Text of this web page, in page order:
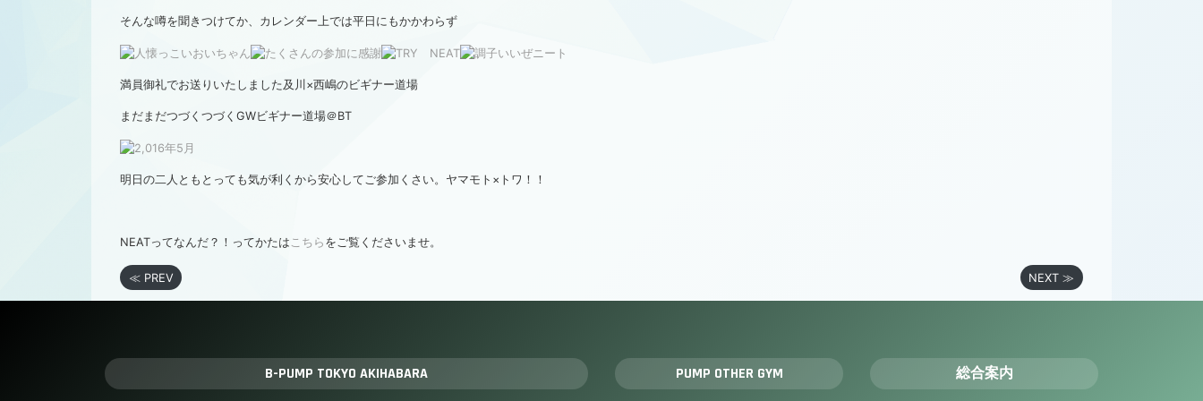
そんな噂を聞きつけてか、カレンダー上では平日にもかかわらず
満員御礼でお送りいたしました及川×西嶋のビギナー道場
まだまだつづくつづくGWビギナー道場＠BT
明日の二人ともとっても気が利くから安心してご参加くさい。ヤマモト×トワ！！
NEATってなんだ？！ってかたは こちら をご覧くださいませ。
≪ PREV NEXT ≫
B-PUMP TOKYO AKIHABARA PUMP OTHER GYM 総合案内